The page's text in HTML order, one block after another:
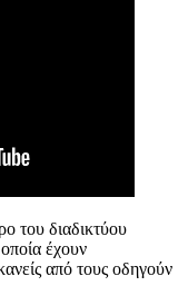
του διαδικτύου
έχουν
από τους οδηγούν